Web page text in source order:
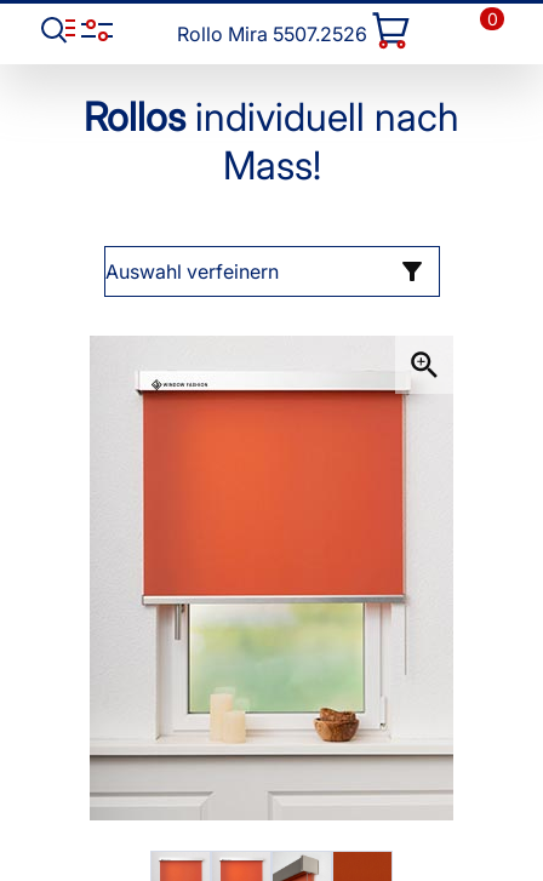
Rollo Mira 5507.2526
0
Rollos individuell nach
Mass!
Auswahl verfeinern